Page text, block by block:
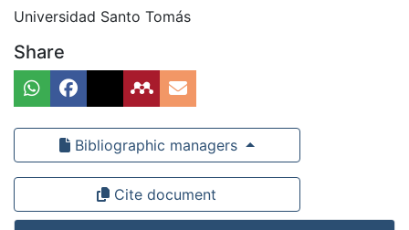
Universidad Santo Tomás
Share
Bibliographic managers
Cite document